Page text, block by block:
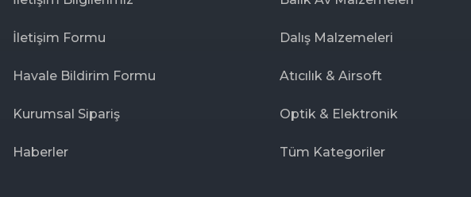
İletişim Formu
Havale Bildirim Formu
Kurumsal Sipariş
Haberler
Dalış Malzemeleri
Atıcılık & Airsoft
Optik & Elektronik
Tüm Kategoriler